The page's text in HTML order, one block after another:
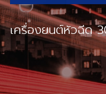
เครื่องยนต์หัวฉีด